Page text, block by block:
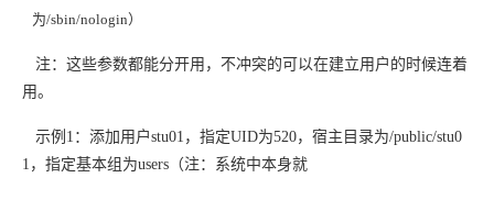
为/sbin/nologin）
注：这些参数都能分开用，不冲突的可以在建立用户的时候连着
用。
示例1：添加用户stu01，指定UID为520，宿主目录为/public/stu0
1，指定基本组为users（注：系统中本身就